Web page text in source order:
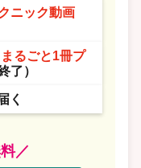
ニック動画
るごと1冊プ
了）
く
／